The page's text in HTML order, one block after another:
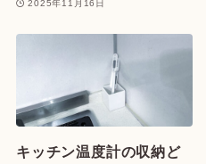
2025年11月16日
キッチン温度計の収納ど